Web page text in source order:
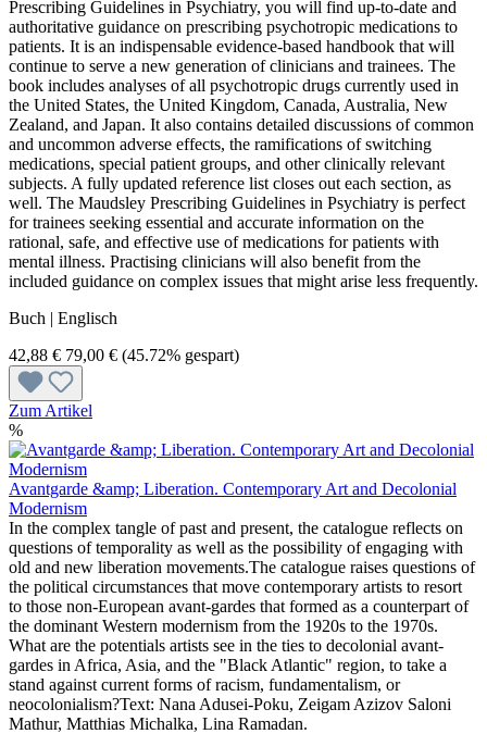
Prescribing Guidelines in Psychiatry, you will find up-to-date and
authoritative guidance on prescribing psychotropic medications to
patients. It is an indispensable evidence-based handbook that will
continue to serve a new generation of clinicians and trainees. The
book includes analyses of all psychotropic drugs currently used in
the United States, the United Kingdom, Canada, Australia, New
Zealand, and Japan. It also contains detailed discussions of common
and uncommon adverse effects, the ramifications of switching
medications, special patient groups, and other clinically relevant
subjects. A fully updated reference list closes out each section, as
well. The Maudsley Prescribing Guidelines in Psychiatry is perfect
for trainees seeking essential and accurate information on the
rational, safe, and effective use of medications for patients with
mental illness. Practising clinicians will also benefit from the
included guidance on complex issues that might arise less frequently.
Buch | Englisch
42,88 € 79,00 € (45.72% gespart)
Zum Artikel
%
Avantgarde &amp; Liberation. Contemporary Art and Decolonial
Modernism
In the complex tangle of past and present, the catalogue reflects on
questions of temporality as well as the possibility of engaging with
old and new liberation movements.The catalogue raises questions of
the political circumstances that move contemporary artists to resort
to those non-European avant-gardes that formed as a counterpart of
the dominant Western modernism from the 1920s to the 1970s.
What are the potentials artists see in the ties to decolonial avant-
gardes in Africa, Asia, and the "Black Atlantic" region, to take a
stand against current forms of racism, fundamentalism, or
neocolonialism?Text: Nana Adusei-Poku, Zeigam Azizov Saloni
Mathur, Matthias Michalka, Lina Ramadan.